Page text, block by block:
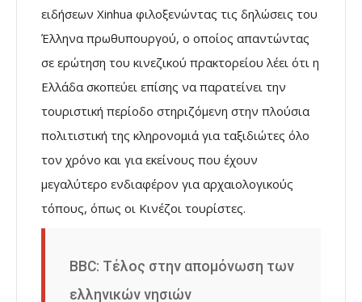
ειδήσεων Xinhua φιλοξενώντας τις δηλώσεις του
Έλληνα πρωθυπουργού, ο οποίος απαντώντας
σε ερώτηση του κινεζικού πρακτορείου λέει ότι η
Ελλάδα σκοπεύει επίσης να παρατείνει την
τουριστική περίοδο στηριζόμενη στην πλούσια
πολιτιστική της κληρονομιά για ταξιδιώτες όλο
τον χρόνο και για εκείνους που έχουν
μεγαλύτερο ενδιαφέρον για αρχαιολογικούς
τόπους, όπως οι Κινέζοι τουρίστες.
ΒΒC: Τέλος στην απομόνωση των
ελληνικών νησιών